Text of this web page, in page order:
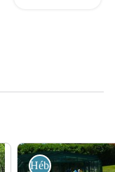
Hébergement